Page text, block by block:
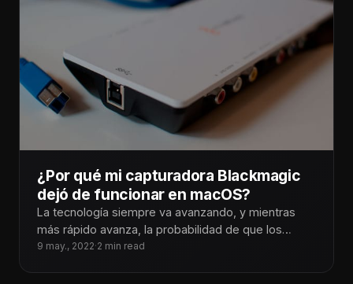
¿Por qué mi capturadora Blackmagic
dejó de funcionar en macOS?
La tecnología siempre va avanzando, y mientras
más rápido avanza, la probabilidad de que los
aparatos que ya tengo, lleguen
9 may., 2022·2 min read